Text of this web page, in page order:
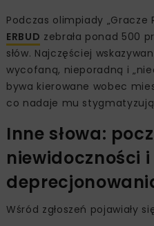
Podczas olimpiady „Gracze
ERBUD zebrała ponad 500
słów. Najczęściej
wycofaną, nieporadną i
bywa kierowane wobec
co nadaje mu
Inne słowa:
niewidoczności i
Wśród zgłoszeń pojawiały